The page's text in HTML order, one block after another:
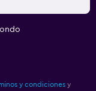
y condiciones y